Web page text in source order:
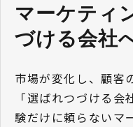
マーケティ
づける会社
市場が変化し、顧客
「選ばれつづける
験だけに頼らないマ